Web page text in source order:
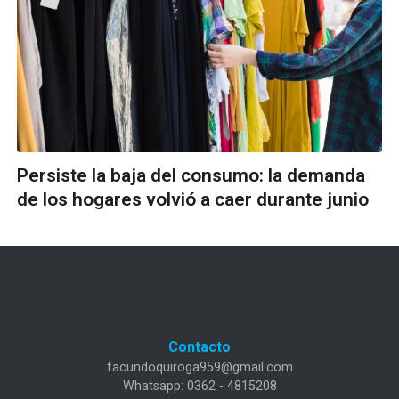
Persiste la baja del consumo: la demanda
de los hogares volvió a caer durante junio
Contacto
facundoquiroga959@gmail.com
Whatsapp: 0362 - 4815208